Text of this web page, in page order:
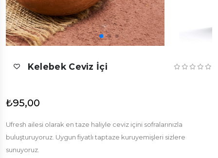
Kelebek Ceviz İçi
₺95,00
Ufresh ailesi olarak en taze haliyle ceviz içini sofralarınızla
buluşturuyoruz. Uygun fiyatlı taptaze kuruyemişleri sizlere
sunuyoruz.